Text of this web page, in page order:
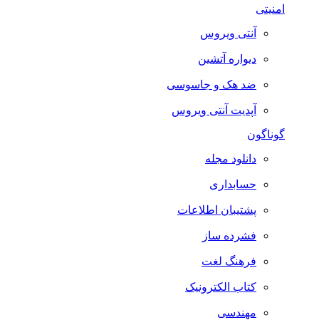
امنیتی
آنتی ویروس
دیواره آتشین
ضد هک و جاسوسی
آپدیت آنتی ویروس
گوناگون
دانلود مجله
حسابداری
پشتیبان اطلاعات
فشرده ساز
فرهنگ لغت
کتاب الکترونیک
مهندسی